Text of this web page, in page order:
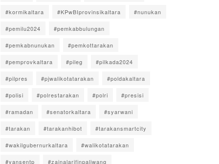
#kormikaltara #KPwBIprovinsikaltara #nunukan
#pemilu2024 #pemkabbulungan
#pemkabnunukan #pemkottarakan
#pemprovkaltara #pileg #pilkada2024
#pilpres #pjwalikotatarakan #poldakaltara
#polisi #polrestarakan #polri #presisi
#ramadan #senatorkaltara #syarwani
#tarakan #tarakanhibot #tarakansmartcity
#wakilgubernurkaltara #walikotatarakan
#yansentp #zainalarifinpaliwang